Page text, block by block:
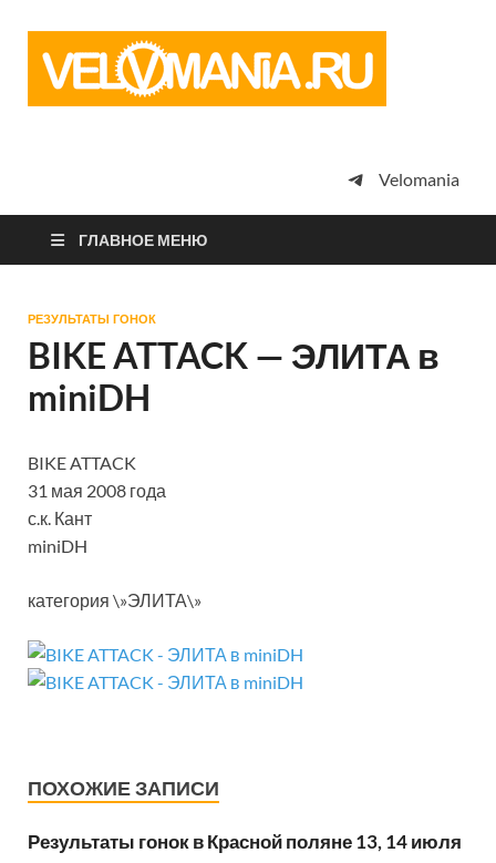
просто
Velomania
ГЛАВНОЕ МЕНЮ
РЕЗУЛЬТАТЫ ГОНОК
BIKE ATTACK — ЭЛИТА в
miniDH
BIKE ATTACK
31 мая 2008 года
с.к. Кант
miniDH
категория \»ЭЛИТА\»
ПОХОЖИЕ ЗАПИСИ
Результаты гонок в Красной поляне 13, 14 июля